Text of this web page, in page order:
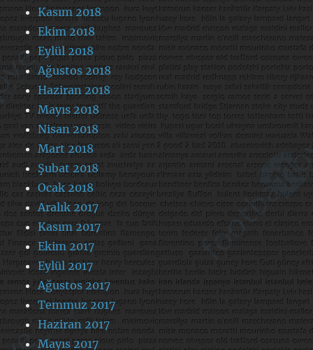
Kasım 2018
Ekim 2018
Eylül 2018
Ağustos 2018
Haziran 2018
Mayıs 2018
Nisan 2018
Mart 2018
Şubat 2018
Ocak 2018
Aralık 2017
Kasım 2017
Ekim 2017
Eylül 2017
Ağustos 2017
Temmuz 2017
Haziran 2017
Mayıs 2017